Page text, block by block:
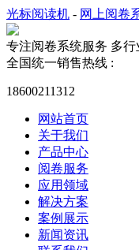
光标阅读机 - 网上阅卷
专注阅卷系统服务 多行
全国统一销售热线 :
18600211312
网站首页
关于我们
产品中心
阅卷服务
应用领域
解决方案
案例展示
新闻资讯